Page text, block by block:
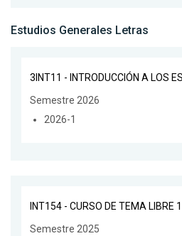
Estudios Generales Letras
3INT11 - INTRODUCCIÓN A LOS
Semestre 2026
2026-1
INT154 - CURSO DE TEMA LIBRE 1
Semestre 2025